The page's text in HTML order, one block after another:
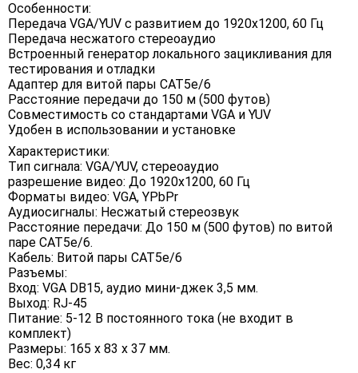
Особенности:
Передача VGA/YUV с развитием до 1920x1200, 60 Гц
Передача несжатого стереоаудио
Встроенный генератор локального зацикливания для
тестирования и отладки
Адаптер для витой пары CAT5e/6
Расстояние передачи до 150 м (500 футов)
Совместимость со стандартами VGA и YUV
Удобен в использовании и установке
Характеристики:
Тип сигнала: VGA/YUV, стереоаудио
разрешение видео: До 1920х1200, 60 Гц
Форматы видео: VGA, YPbPr
Аудиосигналы: Несжатый стереозвук
Расстояние передачи: До 150 м (500 футов) по витой
паре CAT5e/6.
Кабель: Витой пары CAT5e/6
Разъемы:
Вход: VGA DB15, аудио мини-джек 3,5 мм.
Выход: RJ-45
Питание: 5-12 В постоянного тока (не входит в
комплект)
Размеры: 165 х 83 х 37 мм.
Вес: 0,34 кг